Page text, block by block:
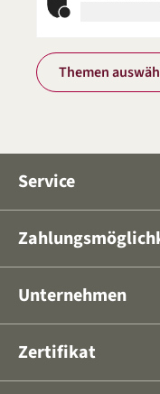
Themen
Service
Unternehmen
Zertifikat